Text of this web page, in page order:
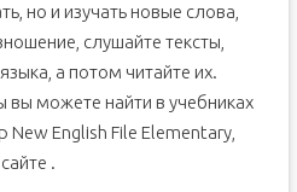
но и изучать новые слова,
слушайте тексты,
а потом читайте их.
вы можете найти в учебниках
English File Elementary,
.